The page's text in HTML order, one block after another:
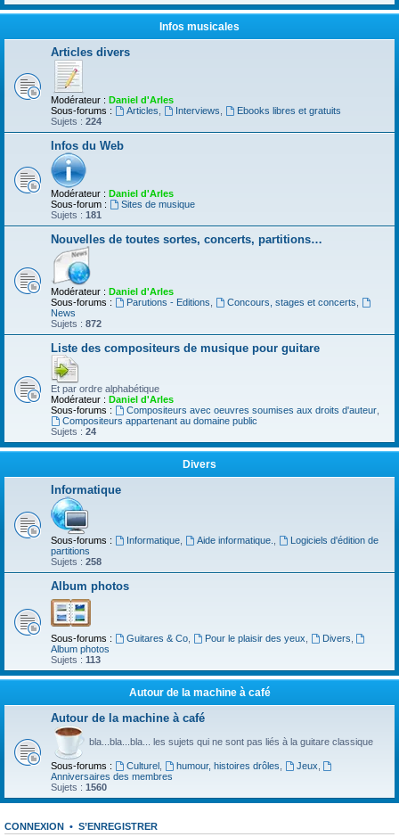
Infos musicales
Articles divers
Modérateur : Daniel d'Arles
Sous-forums :
Articles Interviews
Ebooks libres et gratuits
Sujets : 224
Infos du Web
Modérateur : Daniel d'Arles
Sous-forum :
Sites de musique
Sujets : 181
Nouvelles de toutes sortes, concerts, partitions…
Modérateur : Daniel d'Arles
Sous-forums :
Parutions - Editions Concours, stages et concerts
News
Sujets : 872
Liste des compositeurs de musique pour guitare
Et par ordre alphabétique
Modérateur : Daniel d'Arles
Sous-forums :
Compositeurs avec oeuvres soumises aux droits d'auteur,
Compositeurs appartenant au domaine public
Sujets : 24
Divers
Informatique
Sous-forums : Informatique, Aide informatique.
Logiciels d'édition de
partitions
Sujets : 258
Album photos
Sous-forums : Guitares & Co, Pour le plaisir des yeux Divers
Album photos
Sujets : 113
Autour de la machine à café
Autour de la machine à café
bla...bla...bla... les sujets qui ne sont pas liés à la guitare classique
Sous-forums : Culturel, humour, histoires drôles Jeux
Anniversaires des membres
Sujets : 1560
CONNEXION • S’ENREGISTRER